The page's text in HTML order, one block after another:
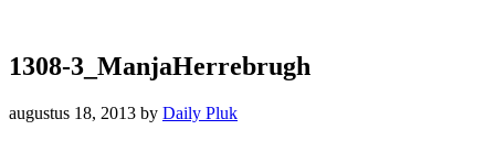
1308-3_ManjaHerrebrugh
augustus 18, 2013 by Daily Pluk